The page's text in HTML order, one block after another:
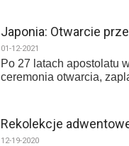
Japonia: Otwarcie
01-12-2021
Po 27 latach apostolatu
ceremonia otwarcia,
Rekolekcje
12-19-2020